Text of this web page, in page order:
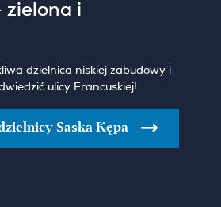
zielona i
dzielnica niskiej zabudowy i
ulicy Francuskiej!
Saska Kępa